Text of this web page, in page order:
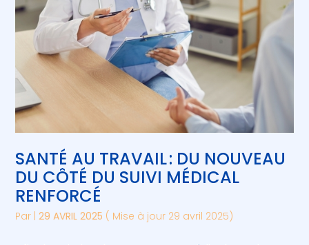
SANTÉ AU TRAVAIL : DU NOUVEAU
DU CÔTÉ DU SUIVI MÉDICAL
RENFORCÉ
Par |29 AVRIL 2025 ( Mise à jour 29 avril 2025)